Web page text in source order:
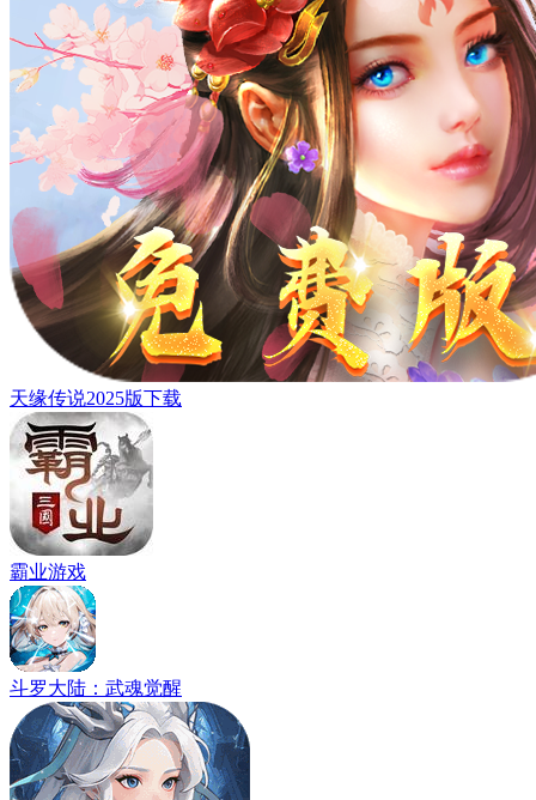
天缘传说2025版下载
霸业游戏
斗罗大陆：武魂觉醒